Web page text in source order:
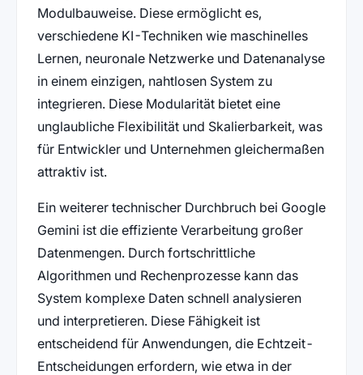
Modulbauweise. Diese ermöglicht es,
verschiedene KI-Techniken wie maschinelles
Lernen, neuronale Netzwerke und Datenanalyse
in einem einzigen, nahtlosen System zu
integrieren. Diese Modularität bietet eine
unglaubliche Flexibilität und Skalierbarkeit, was
für Entwickler und Unternehmen gleichermaßen
attraktiv ist.
Ein weiterer technischer Durchbruch bei Google
Gemini ist die effiziente Verarbeitung großer
Datenmengen. Durch fortschrittliche
Algorithmen und Rechenprozesse kann das
System komplexe Daten schnell analysieren
und interpretieren. Diese Fähigkeit ist
entscheidend für Anwendungen, die Echtzeit-
Entscheidungen erfordern, wie etwa in der